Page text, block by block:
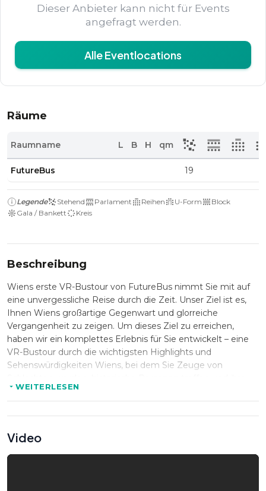
Dieser Anbieter kann nicht für Events
angefragt werden.
Alle Eventlocations
Räume
Raumname L B H qm
FutureBus 19
Legende Stehend Parlament Reihen U-Form
Block
Gala / Bankett
Kreis
Beschreibung
Wiens erste VR-Bustour von FutureBus nimmt Sie mit auf
eine unvergessliche Reise durch die Zeit. Unser Ziel ist es,
Ihnen Wiens großartige Gegenwart und glorreiche
Vergangenheit zu zeigen. Um dieses Ziel zu erreichen,
haben wir ein komplettes Erlebnis für Sie entwickelt – eine
VR-Bustour durch die wichtigsten Highlights und
Sehenswürdigkeiten Wiens, bei dem Sie Zeuge von
faszinierenden Geschichten kennenlernen. Ein
internationales Team von Historikern, Schauspielern und
Designern war an der Gestaltung dieser Tour beteiligt. Wir
zu schaffen. Die Tour kombiniert 3 Elemente – eine
klassische Bustour, einen Audioguide und ein Virtual-Reality-
WEITERLESEN
Video